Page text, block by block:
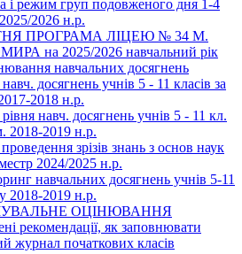
і режим груп подовженого дня 1-4
2026 н.р.
ПРОГРАМА ЛІЦЕЮ № 34 М.
на 2025/2026 навчальний рік
навчальних досягнень
досягнень учнів 5 - 11 класів за
2018 н.р.
навч. досягнень учнів 5 - 11 кл.
2018-2019 н.р.
зрізів знань з основ наук
2024/2025 н.р.
навчальних досягнень учнів 5-11
2018-2019 н.р.
ОЦІНЮВАННЯ
рекомендації, як заповнювати
журнал початкових класів